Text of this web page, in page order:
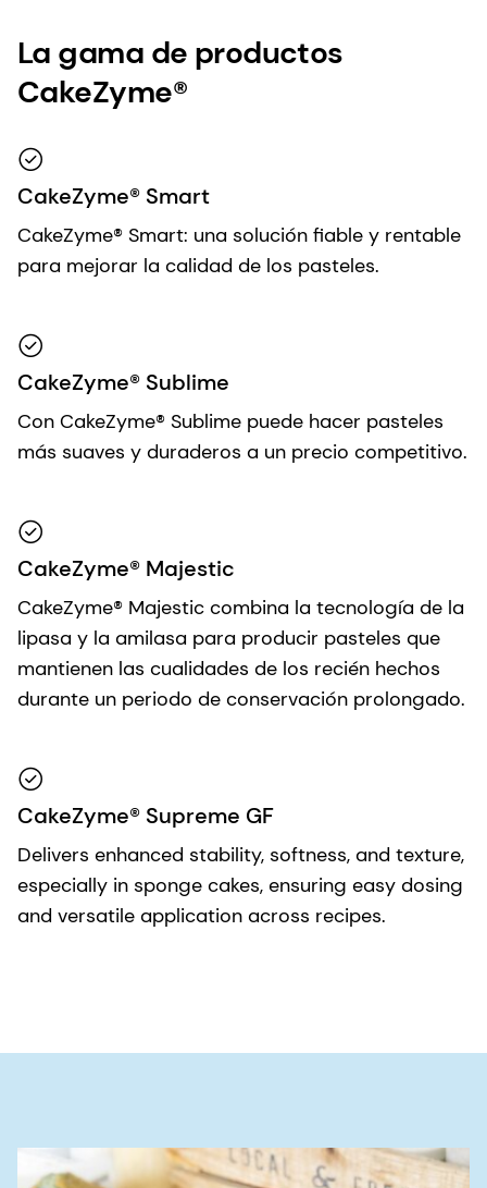
La gama de productos
CakeZyme®
CakeZyme® Smart
CakeZyme® Smart: una solución fiable y rentable
para mejorar la calidad de los pasteles.
CakeZyme® Sublime
Con CakeZyme® Sublime puede hacer pasteles
más suaves y duraderos a un precio competitivo.
CakeZyme® Majestic
CakeZyme® Majestic combina la tecnología de la
lipasa y la amilasa para producir pasteles que
mantienen las cualidades de los recién hechos
durante un periodo de conservación prolongado.
CakeZyme® Supreme GF
Delivers enhanced stability, softness, and texture,
especially in sponge cakes, ensuring easy dosing
and versatile application across recipes.